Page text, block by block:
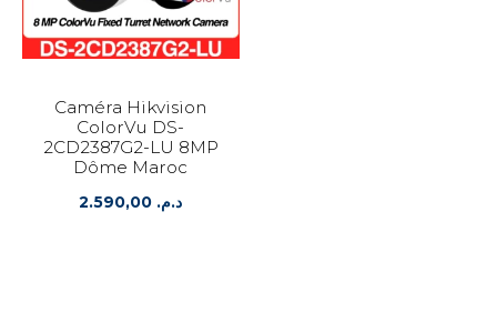
Caméra Hikvision
ColorVu DS-
2CD2387G2-LU 8MP
Dôme Maroc
د.م.